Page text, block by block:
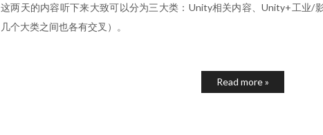
这两天的内容听下来大致可以分为三大类：Unity相关内容、Unity+工业/
几个大类之间也各有交叉）。
Read more »